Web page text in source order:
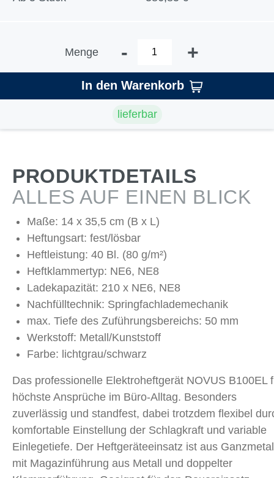
Menge - +
In den Warenkorb
lieferbar
PRODUKTDETAILS
ALLES AUF EINEN BLICK
Maße: 14 x 35,5 cm (B x L)
Heftungsart: fest/lösbar
Heftleistung: 40 Bl. (80 g/m²)
Heftklammertyp: NE6, NE8
Ladekapazität: 210 x NE6, NE8
Nachfülltechnik: Springfachlademechanik
max. Tiefe des Zuführungsbereichs: 50 mm
Werkstoff: Metall/Kunststoff
Farbe: lichtgrau/schwarz
Das professionelle Elektroheftgerät NOVUS B100EL
höchste Ansprüche im Büro-Alltag. Besonders
zuverlässig und standfest, dabei trotzdem flexibel
komfortable Einstellung der Schlagkraft und variable
Einlegetiefe. Der Heftgeräteeinsatz ist aus
mit Magazinführung aus Metall und doppelter